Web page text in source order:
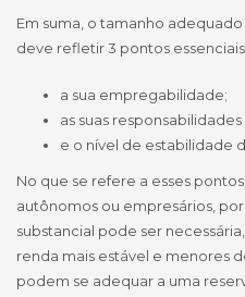
Em suma, o tamanho
deve refletir 3 pontos
a sua empregabilidade;
as suas
e o nível de estabilidade
No que se refere a esses
autônomos ou empresários,
substancial pode ser
renda mais estável e menores
podem se adequar a uma